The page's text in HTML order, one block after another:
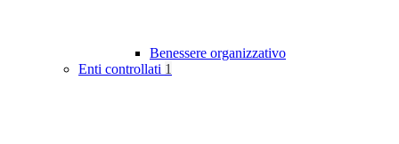
Benessere organizzativo
Enti controllati 1